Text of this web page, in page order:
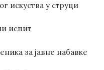
искуства у струци
испит
за јавне набавке